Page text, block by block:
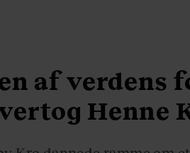
af verdens
Henne